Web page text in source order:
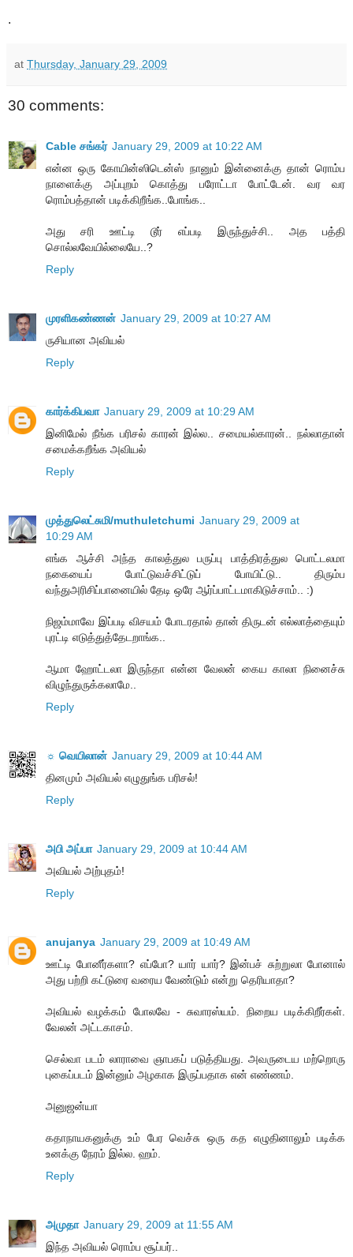
.
at Thursday, January 29, 2009
30 comments:
Cable சங்கர் January 29, 2009 at 10:22 AM
என்ன ஒரு கோயின்ஸிடென்ஸ் நானும் இன்னைக்கு தான் ரொம்ப
நாளைக்கு அப்புறம் கொத்து பரோட்டா போட்டேன். வர வர
ரொம்பத்தான் படிக்கிறீங்க..போங்க..
அது சரி ஊட்டி டூர் எப்படி இருந்துச்சி.. அத பத்தி
சொல்லவேயில்லையே..?
Reply
முரளிகண்ணன் January 29, 2009 at 10:27 AM
ருசியான அவியல்
Reply
கார்க்கிபவா January 29, 2009 at 10:29 AM
இனிமேல் நீங்க பரிசல் காரன் இல்ல.. சமையல்காரன்.. நல்லாதான்
சமைக்கறீங்க அவியல்
Reply
முத்துலெட்சுமி/muthuletchumi January 29, 2009 at
10:29 AM
எங்க ஆச்சி அந்த காலத்துல பருப்பு பாத்திரத்துல பொட்டலமா
நகையைப் போட்டுவச்சிட்டுப் போயிட்டு.. திரும்ப
வந்துஅரிசிப்பானையில் தேடி ஒரே ஆர்ப்பாட்டமாகிடுச்சாம்.. :)
நிஜம்மாவே இப்படி விசயம் போடரதால் தான் திருடன் எல்லாத்தையும்
புரட்டி எடுத்துத்தேடறாங்க..
ஆமா ஹோட்டலா இருந்தா என்ன வேலன் கைய காலா நினைச்சு
விழுந்துருக்கலாமே..
Reply
☼ வெயிலான் January 29, 2009 at 10:44 AM
தினமும் அவியல் எழுதுங்க பரிசல்!
Reply
அபி அப்பா January 29, 2009 at 10:44 AM
அவியல் அற்புதம்!
Reply
anujanya January 29, 2009 at 10:49 AM
ஊட்டி போனீர்களா? எப்போ? யார் யார்? இன்பச் சுற்றுலா போனால்
அது பற்றி கட்டுரை வரைய வேண்டும் என்று தெரியாதா?
அவியல் வழக்கம் போலவே - சுவாரஸ்யம். நிறைய படிக்கிறீர்கள்.
வேலன் அட்டகாசம்.
செல்வா படம் லாராவை ஞாபகப் படுத்தியது. அவருடைய மற்றொரு
புகைப்படம் இன்னும் அழகாக இருப்பதாக என் எண்ணம்.
அனுஜன்யா
கதாநாயகனுக்கு உம் பேர வெச்சு ஒரு கத எழுதினாலும் படிக்க
உனக்கு நேரம் இல்ல. ஹம்.
Reply
அமுதா January 29, 2009 at 11:55 AM
இந்த அவியல் ரொம்ப சூப்பர்..